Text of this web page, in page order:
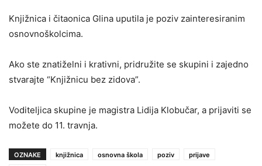
Knjižnica i čitaonica Glina uputila je poziv zainteresiranim
osnovnoškolcima.
Ako ste znatiželni i krativni, pridružite se skupini i zajedno
stvarajte “Knjižnicu bez zidova”.
Voditeljica skupine je magistra Lidija Klobučar, a prijaviti se
možete do 11. travnja.
OZNAKE knjižnica osnovna škola poziv
prijave